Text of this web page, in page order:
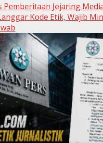
Pemberitaan Jejaring
Kode Etik, Wajib